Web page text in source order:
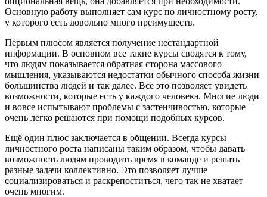
Основную работу выполняет сам курс по личностному росту,
у которого есть довольно много преимуществ.
Первым плюсом является получение нестандартной
информации. В основном все такие курсы сводятся к тому,
что людям показывается обратная сторона массового
мышления, указываются недостатки обычного способа жизни
большинства людей и так далее. Всё это позволяет увидеть
возможности, которые есть у каждого человека. Многие люди
и вовсе испытывают проблемы с застенчивостью, которые
очень легко решаются при помощи подобных курсов.
Ещё один плюс заключается в общении. Всегда курсы
личностного роста написаны таким образом, чтобы давать
возможность людям проводить время в команде и решать
разные задачи коллективно. Это позволяет лучше
социализироваться и раскрепоститься, чего так не хватает
очень многим.